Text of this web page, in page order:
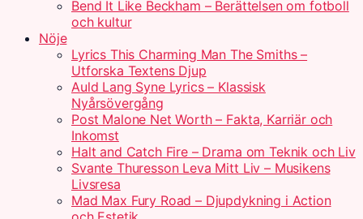
Bend It Like Beckham – Berättelsen om fotboll
och kultur
Nöje
Lyrics This Charming Man The Smiths –
Utforska Textens Djup
Auld Lang Syne Lyrics – Klassisk
Nyårsövergång
Post Malone Net Worth – Fakta, Karriär och
Inkomst
Halt and Catch Fire – Drama om Teknik och Liv
Svante Thuresson Leva Mitt Liv – Musikens
Livsresa
Mad Max Fury Road – Djupdykning i Action